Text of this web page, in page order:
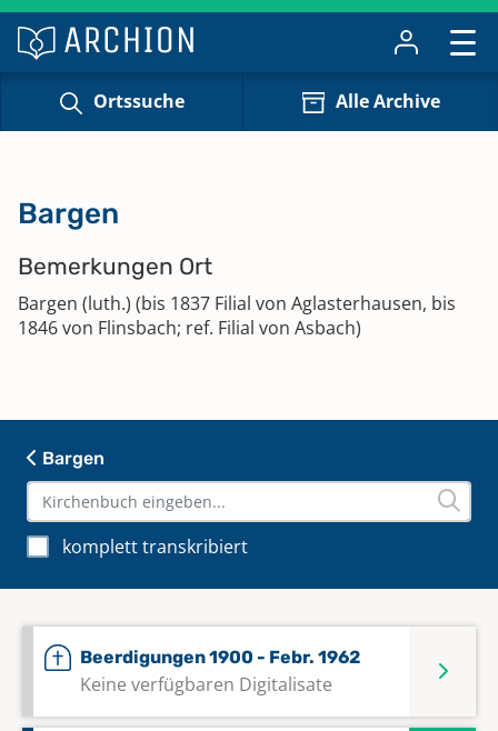
Ortssuche Alle Archive
Bargen
komplett transkribiert
Beerdigungen 1900 - Febr. 1962
Keine verfügbaren Digitalisate
Bargen
Bemerkungen Ort
Bargen (luth.) (bis 1837 Filial von Aglasterhausen, bis
1846 von Flinsbach; ref. Filial von Asbach)